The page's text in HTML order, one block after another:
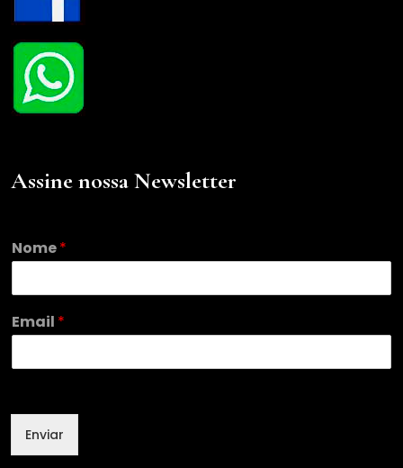
Assine nossa Newsletter
Nome*
*
E
a
N
m
Email *
Enviar